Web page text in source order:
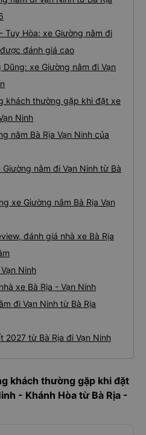
Tuy Hòa: xe Giường nằm đi
đánh giá cao
Dũng: xe Giường nằm đi Vạn
khách thường gặp khi đặt xe
Ninh
nằm Bà Rịa Vạn Ninh của
nằm đi Vạn Ninh từ Bà
xe Giường nằm Bà Rịa Vạn
đánh giá nhà xe Bà Rịa
Ninh
xe Bà Rịa - Vạn Ninh
đi Vạn Ninh từ Bà Rịa
2027 từ Bà Rịa đi Vạn Ninh
khách thường gặp khi đặt
- Khánh Hòa từ Bà Rịa -